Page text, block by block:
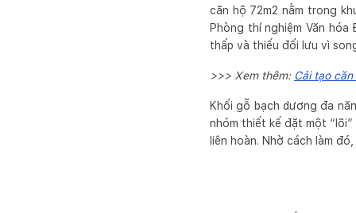
căn hộ 72m2 nằm trong
Phòng thí nghiệm Văn
thấp và thiếu đối lưu vì
>>> Xem thêm: Cải tạo căn
Khối gỗ bạch dương đa
nhóm thiết kế đặt một
liên hoàn. Nhờ cách làm